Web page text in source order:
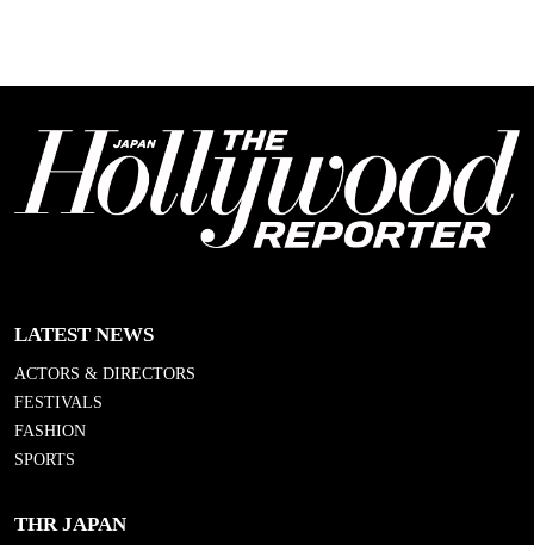
LATEST NEWS
ACTORS & DIRECTORS
FESTIVALS
FASHION
SPORTS
THR JAPAN